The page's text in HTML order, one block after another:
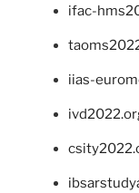
ifac-
iias-